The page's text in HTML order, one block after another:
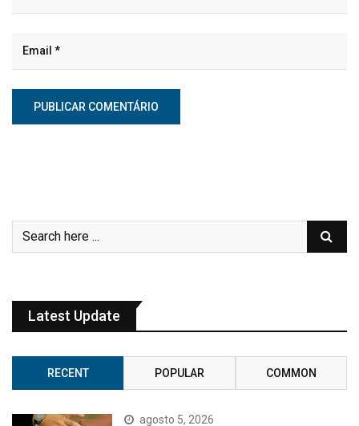
Latest Update
RECENT POPULAR COMMON
agosto 5, 2026